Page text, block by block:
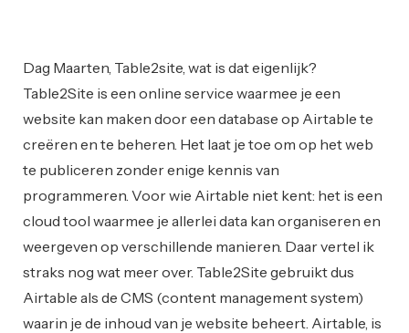
Dag Maarten, Table2site, wat is dat eigenlijk?
Table2Site is een online service waarmee je een
website kan maken door een database op Airtable te
creëren en te beheren. Het laat je toe om op het web
te publiceren zonder enige kennis van
programmeren. Voor wie Airtable niet kent: het is een
cloud tool waarmee je allerlei data kan organiseren en
weergeven op verschillende manieren. Daar vertel ik
straks nog wat meer over. Table2Site gebruikt dus
Airtable als de CMS (content management system)
waarin je de inhoud van je website beheert. Airtable, is